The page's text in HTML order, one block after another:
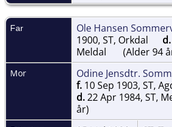
Far Ole Hansen
1900, ST, Orkdal
d.
Meldal
(Alder 94
Mor Odine Jensdtr.
f. 10 Sep 1903, ST,
d.22 Apr 1984, ST,
år)